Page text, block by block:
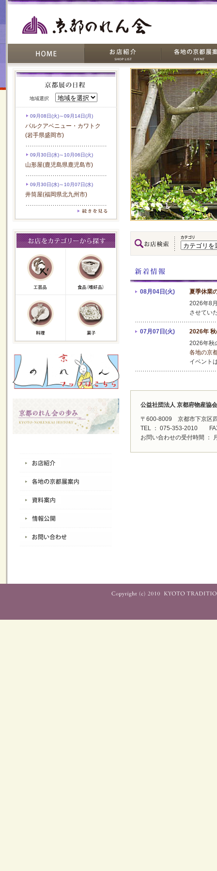
地域選択
09月08日(火)～09月14日(月)
パルクアベニュー・カワトク
(岩手県盛岡市)
09月30日(水)～10月06日(火)
山形屋(鹿児島県鹿児島市)
09月30日(水)～10月07日(水)
井筒屋(福岡県北九州市)
08月04日(火)
夏季休業
2026年8
させてい
07月07日(火)
2026年
2026年秋
各地の京
イベント
公益社団法人 京都府物産協会
〒600-8009 京都市下京区
TEL ： 075-353-2010
お問い合わせの受付時間 ：